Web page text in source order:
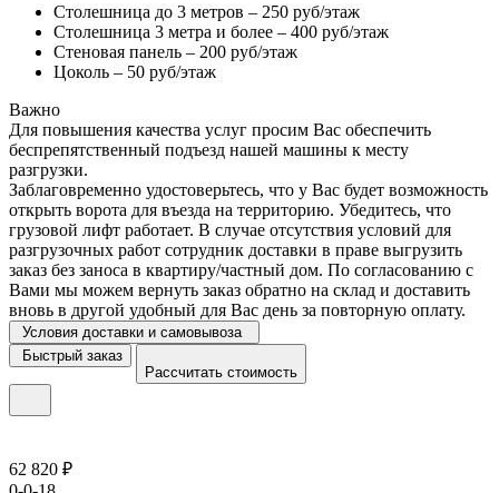
Столешница до 3 метров – 250 руб/этаж
Столешница 3 метра и более – 400 руб/этаж
Стеновая панель – 200 руб/этаж
Цоколь – 50 руб/этаж
Важно
Для повышения качества услуг просим Вас обеспечить
беспрепятственный подъезд нашей машины к месту
разгрузки.
Заблаговременно удостоверьтесь, что у Вас будет возможность
открыть ворота для въезда на территорию. Убедитесь, что
грузовой лифт работает. В случае отсутствия условий для
разгрузочных работ сотрудник доставки в праве выгрузить
заказ без заноса в квартиру/частный дом. По согласованию с
Вами мы можем вернуть заказ обратно на склад и доставить
вновь в другой удобный для Вас день за повторную оплату.
Условия доставки и самовывоза
Быстрый заказ
Рассчитать стоимость
62 820 ₽